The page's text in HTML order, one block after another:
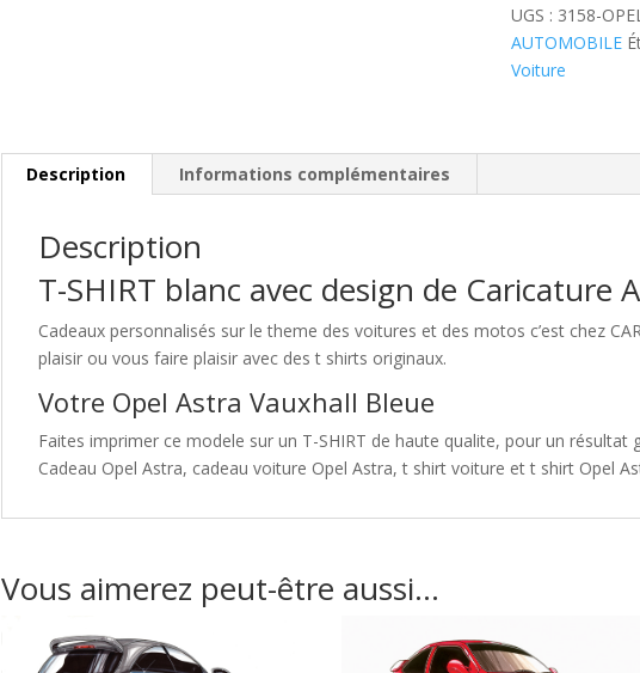
UGS : 3158-
AUTOMOBILE
Voiture
Description Informations complémentaires
Description
T-SHIRT blanc avec design de Caricature
Cadeaux personnalisés sur le theme des voitures et des motos c’est chez
plaisir ou vous faire plaisir avec des t shirts originaux.
Votre Opel Astra Vauxhall Bleue
Faites imprimer ce modele sur un T-SHIRT de haute qualite, pour un résultat
Cadeau Opel Astra, cadeau voiture Opel Astra, t shirt voiture et t shirt Opel
Vous aimerez peut-être aussi…